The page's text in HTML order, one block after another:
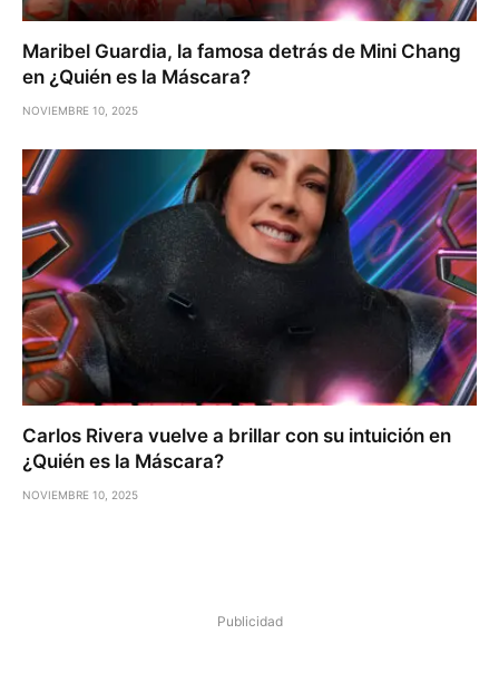
Maribel Guardia, la famosa detrás de Mini Chang
en ¿Quién es la Máscara?
NOVIEMBRE 10, 2025
Carlos Rivera vuelve a brillar con su intuición en
¿Quién es la Máscara?
NOVIEMBRE 10, 2025
Publicidad